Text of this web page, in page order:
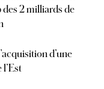
2 milliards de
d’une